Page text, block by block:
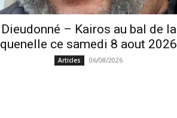
Dieudonné – Kairos au bal de la
quenelle ce samedi 8 aout 2026
Articles 06/08/2026